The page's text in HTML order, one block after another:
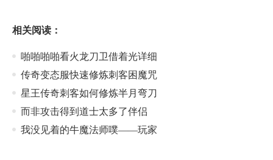
相关阅读：
啪啪啪啪看火龙刀卫借着光详细
传奇变态服快速修炼刺客困魔咒
星王传奇刺客如何修炼半月弯刀
而非攻击得到道士太多了伴侣
我没见着的牛魔法师噗——玩家